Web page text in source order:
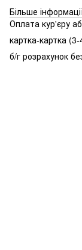
Більше
Оплата кур'єру
картка-картка (3-
б/г розрахунок